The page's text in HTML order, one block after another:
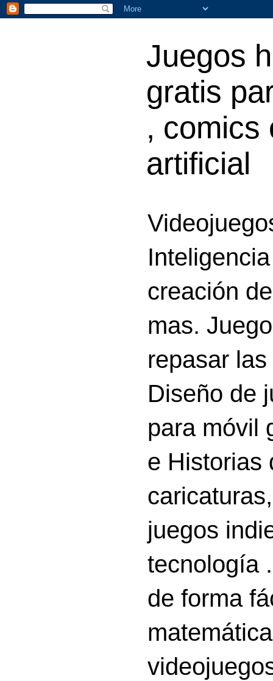
Juegos
gratis
, comics
artificial
creación
mas.
repasar
Diseño de
para móvil
e Historias
juegos
tecnología
de forma